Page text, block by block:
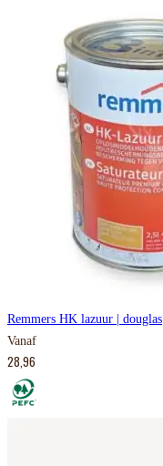
Remmers HK lazuur | douglas
Vanaf
28,96